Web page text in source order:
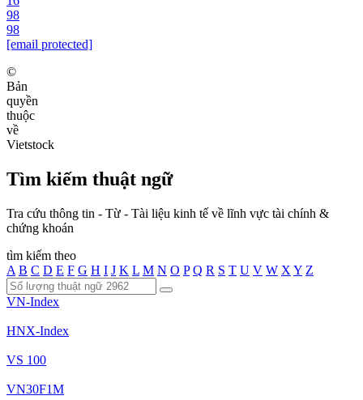
98
98
[email protected]
©
Bản
quyền
thuộc
về
Vietstock
Tìm kiếm thuật ngữ
Tra cứu thông tin - Từ - Tài liệu kinh tế về lĩnh vực tài chính &
chứng khoán
tìm kiếm theo
A B C D E F G H I J K L M N O P Q R S T U V W X Y Z
VN-Index
HNX-Index
VS 100
VN30F1M